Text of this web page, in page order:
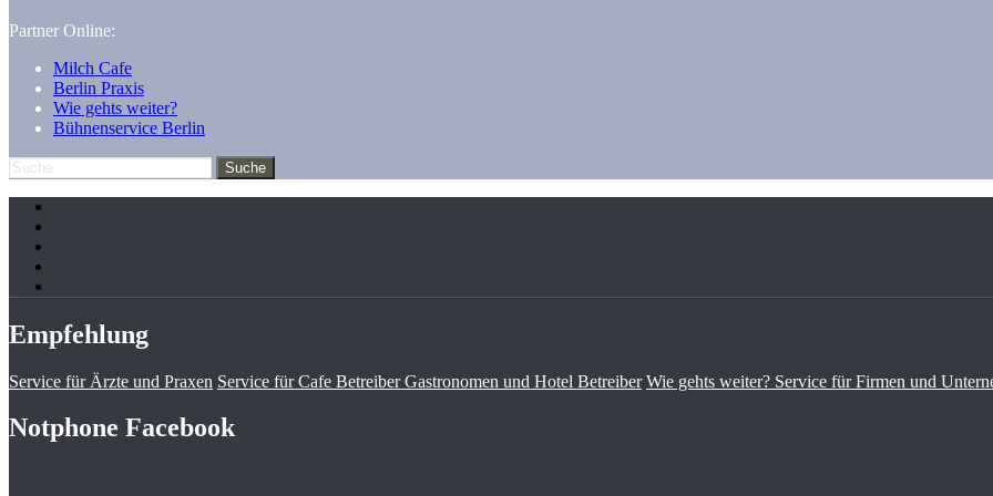
Partner Online:
Milch Cafe
Berlin Praxis
Wie gehts weiter?
Bühnenservice Berlin
Empfehlung
Service für Ärzte und Praxen Service für Cafe Betreiber Gastronomen und Hotel Betreiber Wie gehts weiter? Service für Firmen und
Notphone Facebook